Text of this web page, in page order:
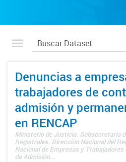
Denuncias a
trabajadores de
admisión y
en RENCAP
Ministerio de Justicia. Subsecretaría
Registrales. Dirección Nacional del
Nacional de Empresas y Trabajadores
de Admisión...